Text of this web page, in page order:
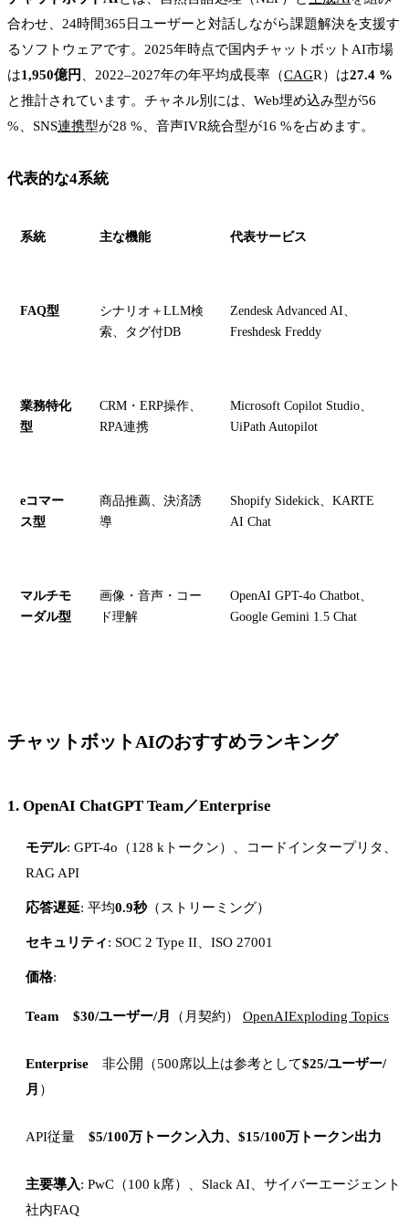
合わせ、24時間365日ユーザーと対話しながら課題解決を支援す
るソフトウェアです。2025年時点で国内チャットボットAI市場
は1,950億円 、2022–2027年の年平均成長率（CAGR）は27.4 %
と推計されています。チャネル別には、Web埋め込み型が56
%、SNS連携型が28 %、音声IVR統合型が16 %を占めます。
代表的な4系統
系統 主な機能 代表サービス
FAQ型
シナリオ＋LLM検
索、タグ付DB
Zendesk Advanced AI、
Freshdesk Freddy
業務特化
型
CRM・ERP操作、
RPA連携
Microsoft Copilot Studio、
UiPath Autopilot
eコマー
ス型
商品推薦、決済誘
導
Shopify Sidekick、KARTE
AI Chat
マルチモ
ーダル型
画像・音声・コー
ド理解
OpenAI GPT-4o Chatbot、
Google Gemini 1.5 Chat
チャットボットAIのおすすめランキング
1. OpenAI ChatGPT Team／Enterprise
モデル: GPT-4o（128 kトークン）、コードインタープリタ、
RAG API
応答遅延: 平均0.9秒（ストリーミング）
セキュリティ: SOC 2 Type II、ISO 27001
価格:
Team $30/ユーザー/月 （月契約） OpenAIExploding Topics
Enterprise 非公開（500席以上は参考として$25/ユーザー/
月 ）
API従量 $5/100万トークン入力、$15/100万トークン出力
主要導入: PwC（100 k席）、Slack AI、サイバーエージェント
社内FAQ